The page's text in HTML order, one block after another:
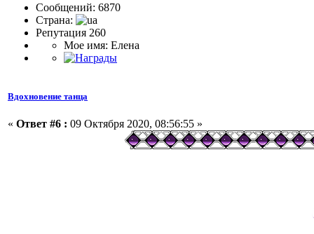
Сообщений: 6870
Страна:
Репутация 260
Мое имя: Елена
Вдохновение танца
« Ответ #6 : 09 Октября 2020, 08:56:55 »